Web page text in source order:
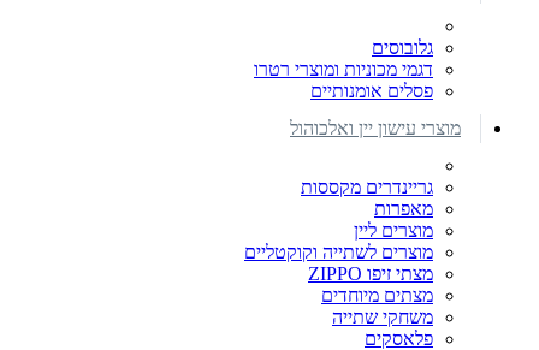
גלובוסים
דגמי מכוניות ומוצרי רטרו
פסלים אומנותיים
מוצרי עישון יין ואלכוהול
גריינדרים מקססות
מאפרות
מוצרים ליין
מוצרים לשתייה וקוקטליים
מצתי זיפו ZIPPO
מצתים מיוחדים
משחקי שתייה
פלאסקים